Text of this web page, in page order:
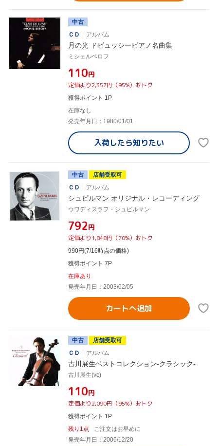
中古
ＣＤ
アルバム
月の光 ドビュッシーピアノ名曲集
ミシェルベロフ
¥110円
定価より2,357円（95%）おトク
獲得ポイント 1P
在庫なし
発売年月日：1980/01/01
入荷したら知りたい
中古
店舗受取可
ＣＤ
アルバム
シュピルマン オリジナル・レコーディング
ウワディスラフ・シュピルマン
¥792円
定価より1,848円（70%）おトク
990円(7/16時点の価格)
獲得ポイント 7P
在庫あり
発売年月日：2003/02/05
カートへ追加
中古
店舗受取可
ＣＤ
アルバム
古川展生ベストコレクション-クラシック-
古川展生(vc)
¥110円
定価より2,090円（95%）おトク
獲得ポイント 1P
残り1点
ご注文はお早めに
発売年月日：2006/12/20